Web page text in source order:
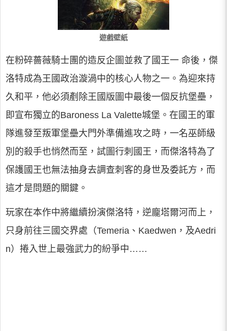
遊戲壁紙
在粉碎薔薇騎士團的造反企圖並救了國王一 命後，傑
洛特成為王國政治漩渦中的核心人物之一。為迎來持
久和平，他必須剷除王國版圖中最後一個反抗堡壘，
即宣布獨立的Baroness La Valette城堡。在國王的軍
隊進發至叛軍堡壘大門外準備進攻之時，一名巫師級
別的殺手也悄然而至，試圖行刺國王，而傑洛特為了
保護國王也無法抽身去調查刺客的身世及委託方，而
這才是問題的關鍵。
玩家在本作中將繼續扮演傑洛特，逆龐塔爾河而上，
只身前往三國交界處（Temeria、Kaedwen，及Aedri
n）捲入世上最強武力的紛爭中……